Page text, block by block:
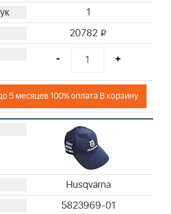
1
20782 i
- +
5 месяцев 100% оплата В корзину
Husqvarna
5823969-01